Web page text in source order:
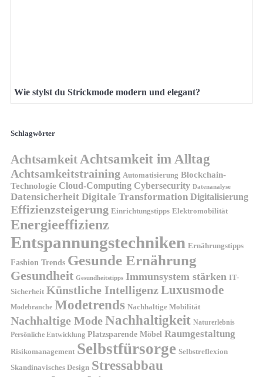
Wie stylst du Strickmode modern und elegant?
Schlagwörter
AchtsamkeitAchtsamkeit im Alltag
Achtsamkeitstraining Automatisierung Blockchain-
Technologie Cloud-Computing Cybersecurity Datenanalyse
Datensicherheit Digitale Transformation Digitalisierung
Effizienzsteigerung Einrichtungstipps Elektromobilität
Energieeffizienz
Entspannungstechniken Ernährungstipps
Fashion Trends Gesunde Ernährung
Gesundheit Gesundheitstipps Immunsystem stärken IT-
Sicherheit Künstliche IntelligenzLuxusmode
Modebranche Modetrends Nachhaltige Mobilität
Nachhaltige ModeNachhaltigkeit Naturerlebnis
Persönliche Entwicklung Platzsparende Möbel Raumgestaltung
Risikomanagement Selbstfürsorge Selbstreflexion
Skandinavisches Design Stressabbau